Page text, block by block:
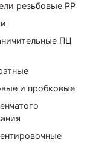
резьбовые РР
ПЦ
и пробковые